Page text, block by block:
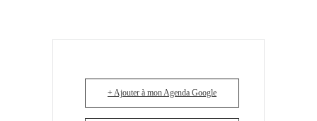
+ Ajouter à mon Agenda Google